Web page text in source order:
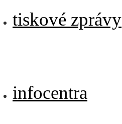
tiskové zprávy
infocentra